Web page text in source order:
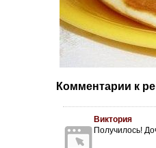
Комментарии к
Виктория
Получилось!